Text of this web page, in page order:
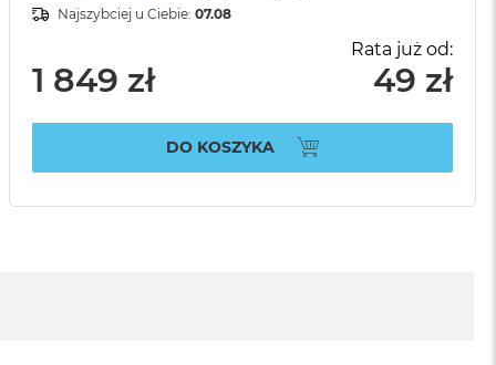
Najszybciej u Ciebie: 07.08
1 849 zł
Rata już od:
49 zł
DO KOSZYKA